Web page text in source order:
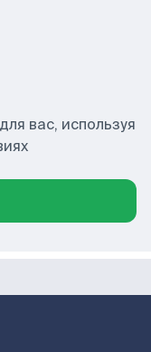
вас, используя